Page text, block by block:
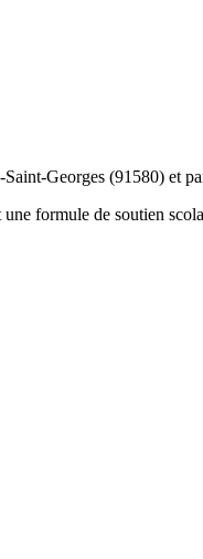
Georges (91580) et
formule de soutien